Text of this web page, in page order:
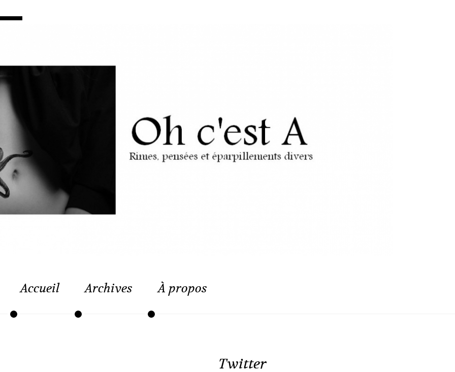
Accueil Archives À propos
Twitter